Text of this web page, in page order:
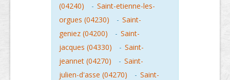
(04240)
- Saint-etienne-les-
orgues (04230)
- Saint-
geniez (04200)
- Saint-
jacques (04330)
- Saint-
jeannet (04270)
- Saint-
julien-d'asse (04270)
- Saint-